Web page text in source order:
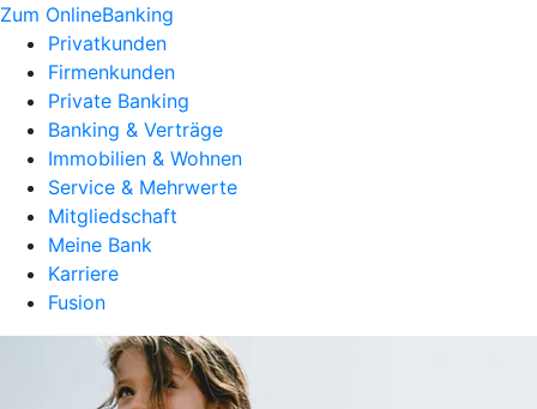
Zum OnlineBanking
Privatkunden
Firmenkunden
Private Banking
Banking & Verträge
Immobilien & Wohnen
Service & Mehrwerte
Mitgliedschaft
Meine Bank
Karriere
Fusion